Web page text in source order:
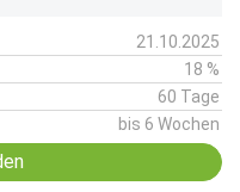
21.10.2025
18 %
60 Tage
bis 6 Wochen